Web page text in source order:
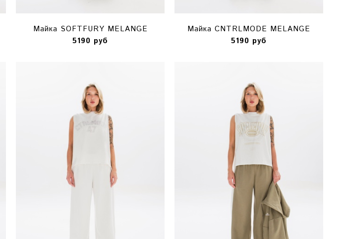
Майка SOFTFURY MELANGE
5190 руб
Майка CNTRLMODE MELANGE
5190 руб